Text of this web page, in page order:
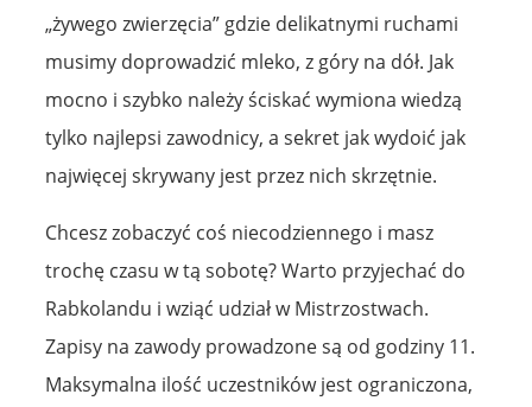
„żywego zwierzęcia” gdzie delikatnymi ruchami
musimy doprowadzić mleko, z góry na dół. Jak
mocno i szybko należy ściskać wymiona wiedzą
tylko najlepsi zawodnicy, a sekret jak wydoić jak
najwięcej skrywany jest przez nich skrzętnie.
Chcesz zobaczyć coś niecodziennego i masz
trochę czasu w tą sobotę? Warto przyjechać do
Rabkolandu i wziąć udział w Mistrzostwach.
Zapisy na zawody prowadzone są od godziny 11.
Maksymalna ilość uczestników jest ograniczona,